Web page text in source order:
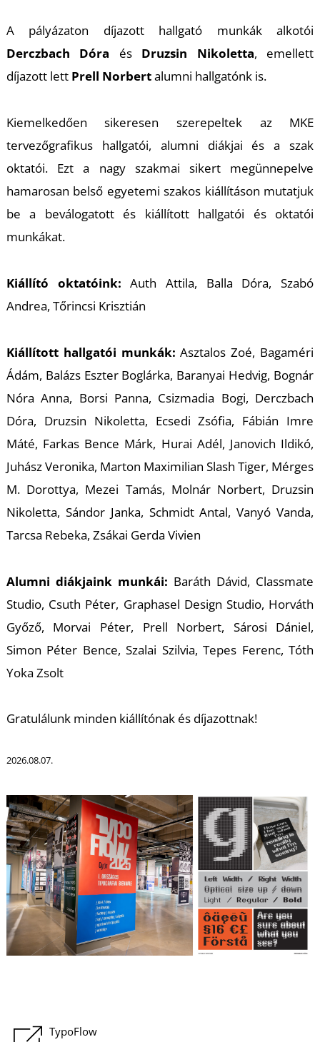
TypoFlow
A pályázaton díjazott hallgató munkák alkotói
Derczbach Dóra és Druzsin Nikoletta, emellett
díjazott lett Prell Norbertalumni hallgatónk is.
Kiemelkedően sikeresen szerepeltek az MKE
tervezőgrafikus hallgatói, alumni diákjai és a szak
oktatói. Ezt a nagy szakmai sikert megünnepelve
hamarosan belső egyetemi szakos kiállításon mutatjuk
be a beválogatott és kiállított hallgatói és oktatói
munkákat.
Kiállító oktatóink: Auth Attila, Balla Dóra, Szabó
Andrea, Tőrincsi Krisztián
Kiállított hallgatói munkák: Asztalos Zoé, Bagaméri
Ádám, Balázs Eszter Boglárka, Baranyai Hedvig, Bognár
Nóra Anna, Borsi Panna, Csizmadia Bogi, Derczbach
Dóra, Druzsin Nikoletta, Ecsedi Zsófia, Fábián Imre
Máté, Farkas Bence Márk, Hurai Adél, Janovich Ildikó,
Juhász Veronika, Marton Maximilian Slash Tiger, Mérges
M. Dorottya, Mezei Tamás, Molnár Norbert, Druzsin
Nikoletta, Sándor Janka, Schmidt Antal, Vanyó Vanda,
Tarcsa Rebeka, Zsákai Gerda Vivien
Alumni diákjaink munkái: Baráth Dávid, Classmate
Studio, Csuth Péter, Graphasel Design Studio, Horváth
Győző, Morvai Péter, Prell Norbert, Sárosi Dániel,
Simon Péter Bence, Szalai Szilvia, Tepes Ferenc, Tóth
Yoka Zsolt
Gratulálunk minden kiállítónak és díjazottnak!
2026.08.07.